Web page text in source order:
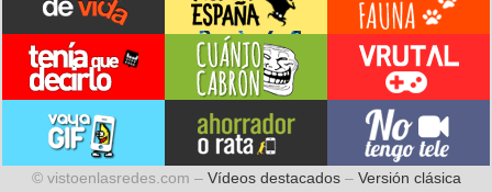
© vistoenlasredes.com – Vídeos destacados– Versión clásica